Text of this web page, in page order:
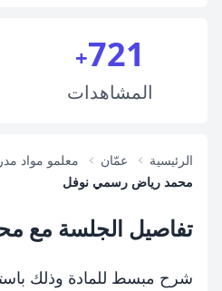
721
+
المشاهدات
الرئيسية عمّان معلمو مواد
محمد رياض رسمي نوفل
تفاصيل الجلسة مع
شرح مبسط للمادة وذلك